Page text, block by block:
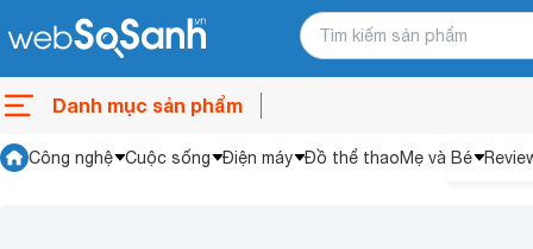
Danh mục sản phẩm
Công nghệ Cuộc sống Điện máy Đồ thể thaoMẹ và Bé